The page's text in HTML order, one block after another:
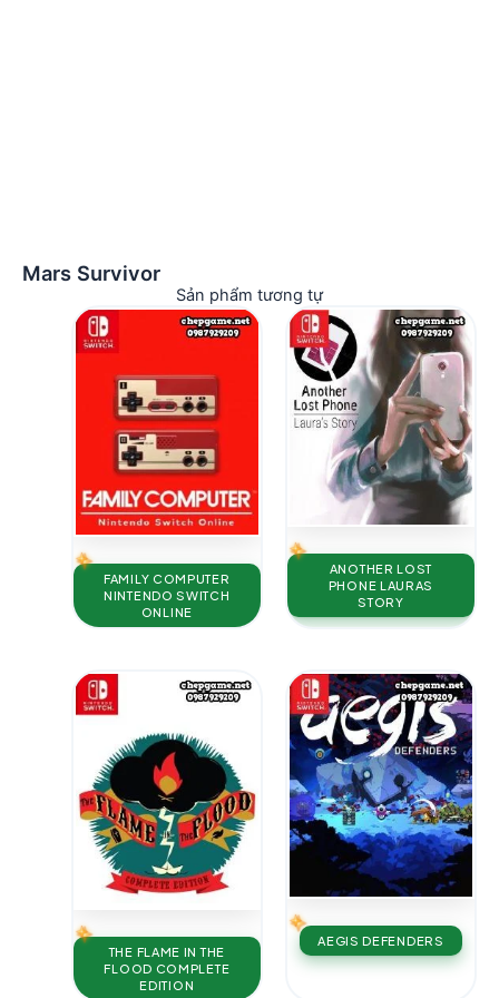
Mars Survivor
Sản phẩm tương tự
FAMILY COMPUTER
NINTENDO SWITCH
ONLINE
ANOTHER LOST
PHONE LAURAS
STORY
THE FLAME IN THE
FLOOD COMPLETE
EDITION
AEGIS DEFENDERS